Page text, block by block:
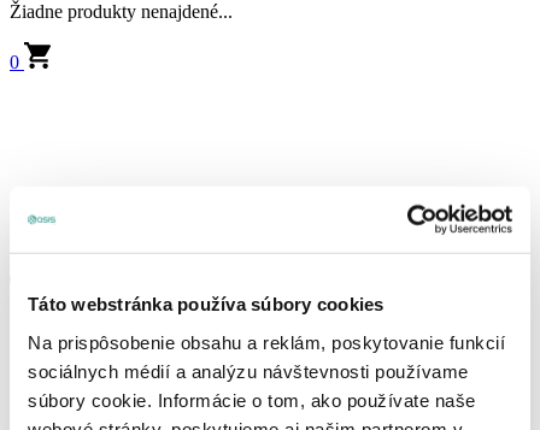
Táto webstránka používa súbory cookies
Na prispôsobenie obsahu a reklám, poskytovanie funkcií
sociálnych médií a analýzu návštevnosti používame
súbory cookie. Informácie o tom, ako používate naše
Žiadne produkty nenajdené...
0